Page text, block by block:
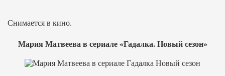
Снимается в кино.
Мария Матвеева в сериале «Гадалка. Новый сезон»